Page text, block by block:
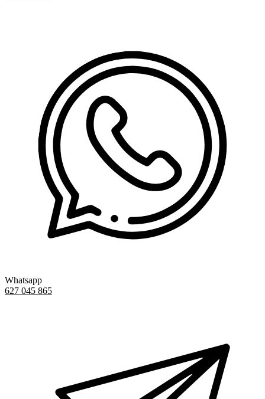
Whatsapp
627 045 865